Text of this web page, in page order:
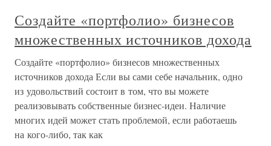
Создайте «портфолио» бизнесов
множественных источников дохода
Создайте «портфолио» бизнесов множественных
источников дохода Если вы сами себе начальник, одно
из удовольствий состоит в том, что вы можете
реализовывать собственные бизнес-идеи. Наличие
многих идей может стать проблемой, если работаешь
на кого-либо, так как